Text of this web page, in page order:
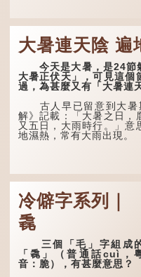
大暑連天陰 遍
今天是大暑，是24節氣
大暑正伏天」，可見這個
過，為甚麼又有「大暑連
古人早已留意到大暑
解》記載：「大暑之日，
又五日，大雨時行。」意
地濕熱，常有大雨出現。
冷僻字系列｜
毳
三個「毛」字組成
「毳」（普通話cuì，
音：脆），有甚麼意思？